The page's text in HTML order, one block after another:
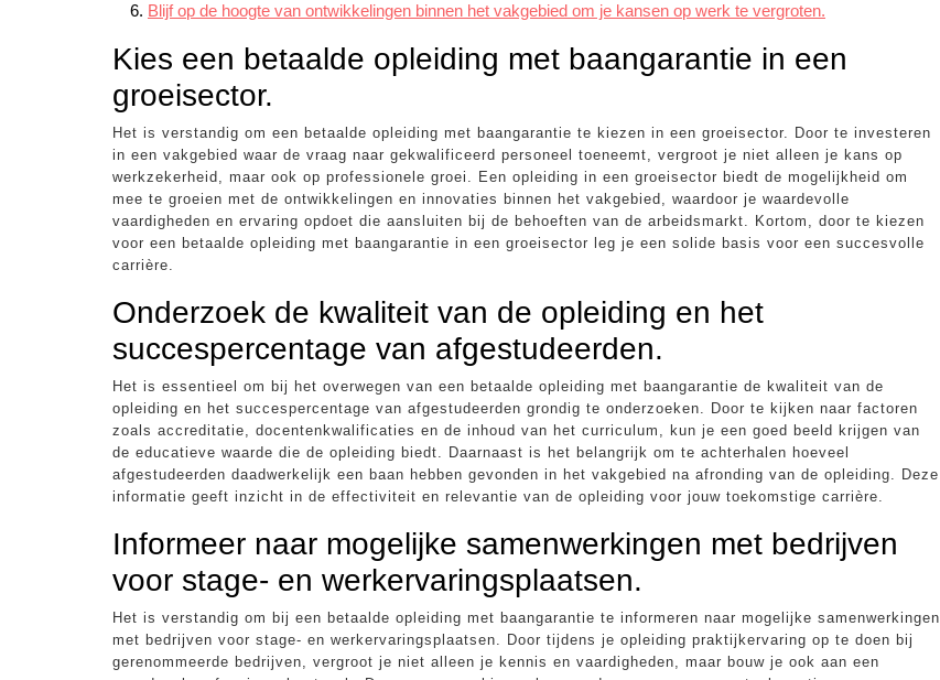
Blijf op de hoogte van ontwikkelingen binnen het vakgebied om je kansen op werk te vergroten.
Kies een betaalde opleiding met baangarantie in een
groeisector.
Het is verstandig om een betaalde opleiding met baangarantie te kiezen in een groeisector. Door te investeren
in een vakgebied waar de vraag naar gekwalificeerd personeel toeneemt, vergroot je niet alleen je kans op
werkzekerheid, maar ook op professionele groei. Een opleiding in een groeisector biedt de mogelijkheid om
mee te groeien met de ontwikkelingen en innovaties binnen het vakgebied, waardoor je waardevolle
vaardigheden en ervaring opdoet die aansluiten bij de behoeften van de arbeidsmarkt. Kortom, door te kiezen
voor een betaalde opleiding met baangarantie in een groeisector leg je een solide basis voor een succesvolle
carrière.
Onderzoek de kwaliteit van de opleiding en het
succespercentage van afgestudeerden.
Het is essentieel om bij het overwegen van een betaalde opleiding met baangarantie de kwaliteit van de
opleiding en het succespercentage van afgestudeerden grondig te onderzoeken. Door te kijken naar factoren
zoals accreditatie, docentenkwalificaties en de inhoud van het curriculum, kun je een goed beeld krijgen van
de educatieve waarde die de opleiding biedt. Daarnaast is het belangrijk om te achterhalen hoeveel
afgestudeerden daadwerkelijk een baan hebben gevonden in het vakgebied na afronding van de opleiding. Deze
informatie geeft inzicht in de effectiviteit en relevantie van de opleiding voor jouw toekomstige carrière.
Informeer naar mogelijke samenwerkingen met bedrijven
voor stage- en werkervaringsplaatsen.
Het is verstandig om bij een betaalde opleiding met baangarantie te informeren naar mogelijke samenwerkingen
met bedrijven voor stage- en werkervaringsplaatsen. Door tijdens je opleiding praktijkervaring op te doen bij
gerenommeerde bedrijven, vergroot je niet alleen je kennis en vaardigheden, maar bouw je ook aan een